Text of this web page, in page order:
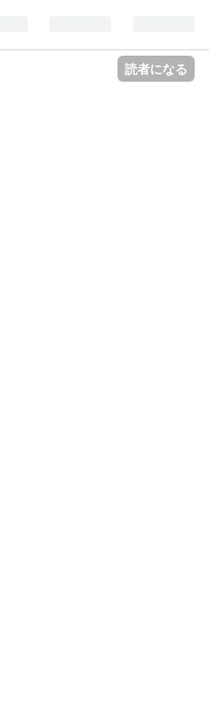
読者になる